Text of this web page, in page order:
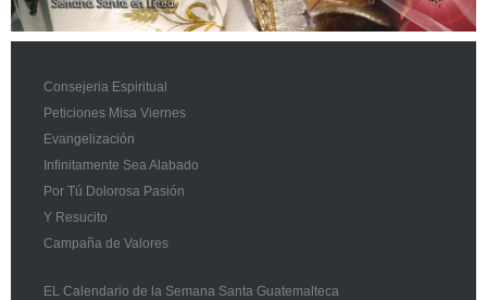
Consejeria Espiritual
Peticiones Misa Viernes
Evangelización
Infinitamente Sea Alabado
Por Tú Dolorosa Pasión
Y Resucito
Campaña de Valores
EL Calendario de la Semana Santa Guatemalteca